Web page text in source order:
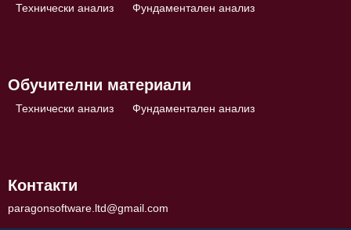
Технически анализ Фундаментален анализ
Обучителни материали
Технически анализ Фундаментален анализ
Контакти
paragonsoftware.ltd@gmail.com